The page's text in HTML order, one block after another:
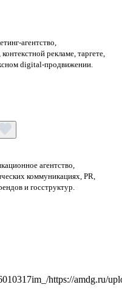
рекламе, таргете,
digital‑продвижении.
агентство,
коммуникациях, PR,
и госструктур.